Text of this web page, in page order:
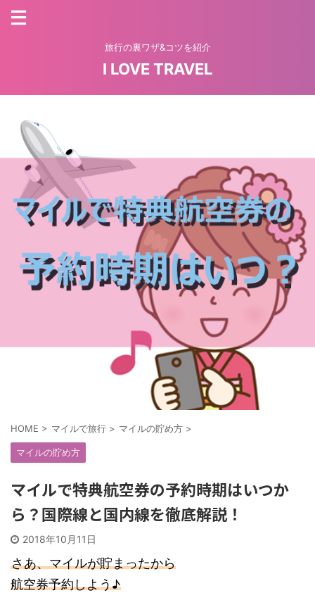
旅行の裏ワザ&コツを紹介
I LOVE TRAVEL
HOME > マイルで旅行 > マイルの貯め方 >
マイルの貯め方
マイルで特典航空券の予約時期はいつか
ら？国際線と国内線を徹底解説！
2018年10月11日
さあ、マイルが貯まったから
航空券予約しよう♪